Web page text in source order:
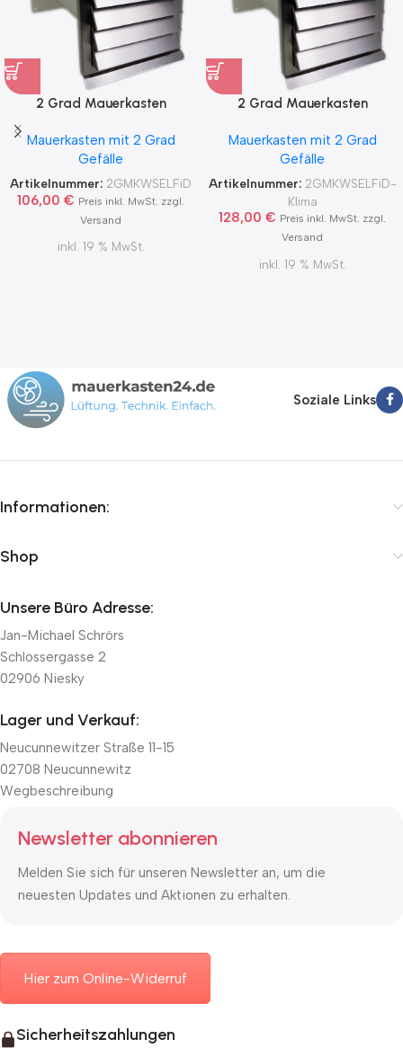
2 Grad Mauerkasten
Kondensatablauf auch mit
Blower Door Test und
Zertifikat Ø100, 125, 150
2Grad MKWSELFiD
Mauerkasten mit 2 Grad
Gefälle
Artikelnummer: 2GMKWSELFiD
106,00 € Preis inkl. MwSt. zzgl.
Versand
inkl. 19 % MwSt.
2 Grad Mauerkasten
Kondensatablauf für
Klimageräte Ø150 2Grad
MKWSELFiD
Mauerkasten mit 2 Grad
Gefälle
Artikelnummer: 2GMKWSELFiD-
Klima
128,00 € Preis inkl. MwSt. zzgl.
Versand
inkl. 19 % MwSt.
Soziale Links
Informationen:
Shop
Unsere Büro Adresse:
Jan-Michael Schrörs
Schlossergasse 2
02906 Niesky
Lager und Verkauf:
Neucunnewitzer Straße 11-15
02708 Neucunnewitz
Wegbeschreibung
Newsletter abonnieren
Melden Sie sich für unseren Newsletter an, um die
neuesten Updates und Aktionen zu erhalten.
Hier zum Online-Widerruf
Sicherheitszahlungen